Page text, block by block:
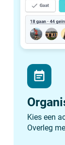
event_note
Kies een
Overleg